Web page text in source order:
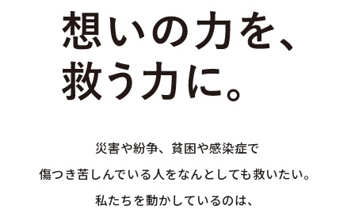
災害や紛争、貧困や感染症で
傷つき苦しんでいる人をなんとしても救いたい。
私たちを動かしているのは、